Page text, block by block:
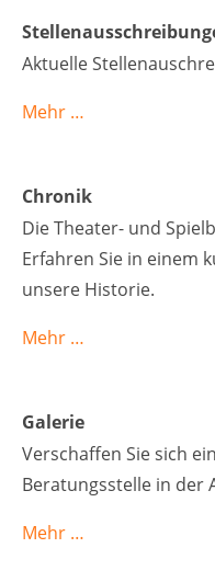
Aktuelle
Mehr …
Chronik
Die Theater- und
Erfahren Sie in einem
unsere Historie.
Mehr …
Galerie
Verschaffen Sie sich
Beratungsstelle in der
Mehr …